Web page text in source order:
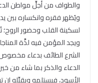
والطواف من أجلِّ مواطن
ويُظهر فقره وانكساره بين
لسكينة القلب وحضور
ويجد المؤمن فيه لذَّة
الشرع الطائف بدعاء
الدعاء والذكر بما شاء من
الأسود، فيستلمه ويقبِّله إن